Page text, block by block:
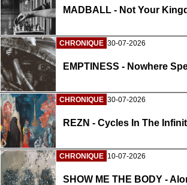
MADBALL - Not Your
CHRONIQUE 30-07-2026
EMPTINESS - Nowhere
CHRONIQUE 30-07-2026
REZN - Cycles In The
CHRONIQUE 10-07-2026
SHOW ME THE BODY -